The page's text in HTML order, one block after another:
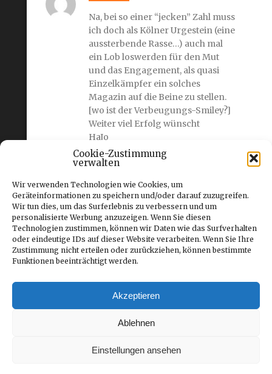
Cookie-Zustimmung
verwalten
Wir verwenden Technologien wie Cookies, um
Geräteinformationen zu speichern und/oder darauf zuzugreifen.
Wir tun dies, um das Surferlebnis zu verbessern und um
personalisierte Werbung anzuzeigen. Wenn Sie diesen
Technologien zustimmen, können wir Daten wie das Surfverhalten
oder eindeutige IDs auf dieser Website verarbeiten. Wenn Sie Ihre
Zustimmung nicht erteilen oder zurückziehen, können bestimmte
Funktionen beeinträchtigt werden.
Akzeptieren
Ablehnen
Einstellungen ansehen
Na, bei so einer “jecken” Zahl muss
ich doch als Kölner Urgestein (eine
aussterbende Rasse…) auch mal
ein Lob loswerden für den Mut
und das Engagement, als quasi
Einzelkämpfer ein solches
Magazin auf die Beine zu stellen.
[wo ist der Verbeugungs-Smiley?]
Weiter viel Erfolg wünscht
HaJo
Sjaak van der Vrande
2010
Hallo Stefan
Mir gefallen ihre artikel auch in
gedrückten heft,
woh mit ich mehr freude erlebe an
Mach so weiter und viel erfolg
erwünscht.
Grüsse aus Helmond(NL)